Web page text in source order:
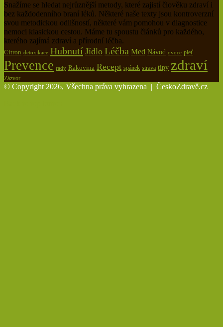
Snažíme se hledat nejrůznější metody, které zajistí člověku zdraví i
bez každodenního braní léků. Některé naše texty jsou kontroverzní
svou metodickou odlišností, některé vám pomohou v diagnostice
nemoci klasickou cestou. Máme tu spoustu článků pro každého,
kterého zajímá zdraví a přírodní léčba.
Citron detoxikace Hubnutí Jídlo Léčba Med Návod ovoce pleť
Prevence rady Rakovina Recept spánek strava tipy zdraví
Zázvor
© Copyright 2026, Všechna práva vyhrazena | ČeskoZdravě.cz